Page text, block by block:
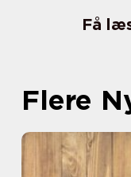
Få
Flere